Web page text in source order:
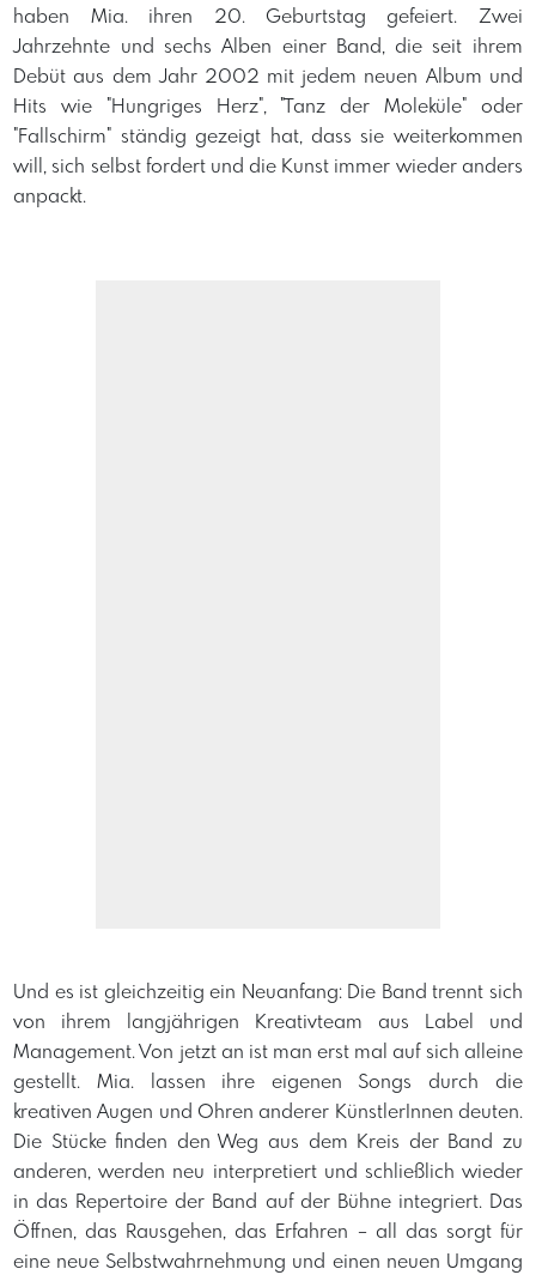
haben Mia. ihren 20. Geburtstag gefeiert. Zwei
Jahrzehnte und sechs Alben einer Band, die seit ihrem
Debüt aus dem Jahr 2002 mit jedem neuen Album und
Hits wie "Hungriges Herz", "Tanz der Moleküle" oder
"Fallschirm" ständig gezeigt hat, dass sie weiterkommen
will, sich selbst fordert und die Kunst immer wieder anders
anpackt.
Und es ist gleichzeitig ein Neuanfang: Die Band trennt sich
von ihrem langjährigen Kreativteam aus Label und
Management. Von jetzt an ist man erst mal auf sich alleine
gestellt. Mia. lassen ihre eigenen Songs durch die
kreativen Augen und Ohren anderer KünstlerInnen deuten.
Die Stücke finden den Weg aus dem Kreis der Band zu
anderen, werden neu interpretiert und schließlich wieder
in das Repertoire der Band auf der Bühne integriert. Das
Öffnen, das Rausgehen, das Erfahren – all das sorgt für
eine neue Selbstwahrnehmung und einen neuen Umgang